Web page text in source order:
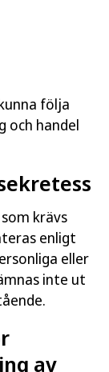
följa
och handel
krävs
enligt
eller
inte ut
av